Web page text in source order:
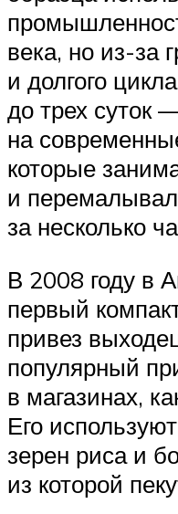
века, но из-за
и долгого
до трех суток
на
которые
и
за несколько
В 2008 году в
первый
привез
популярный
в магазинах,
Его
зерен риса и
из которой